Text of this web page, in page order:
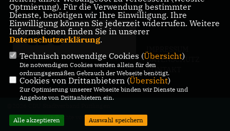
DATENSCHUTZ
KONTAKT
Alle Rechte vorbehalten.
Optmierung). Für die Verwendung bestimmter
Dienste, benötigen wir Ihre Einwilligung. Ihre
Einwilligung können Sie jederzeit widerrufen. Weitere
Informationen finden Sie in unserer
Datenschutzerklärung.
Technisch notwendige Cookies (Übersicht)
Die notwendigen Cookies werden allein für den
ordnungsgemäßen Gebrauch der Webseite benötigt.
Cookies von Drittanbietern (Übersicht)
Zur Optimierung unserer Webseite binden wir Dienste und
Angebote von Drittanbietern ein.
Alle akzeptieren Auswahl speichern